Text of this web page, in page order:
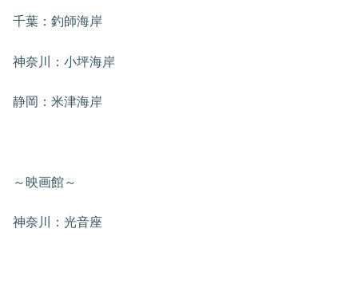
千葉：釣師海岸
神奈川：小坪海岸
静岡：米津海岸
～映画館～
神奈川：光音座